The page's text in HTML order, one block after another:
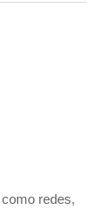
redes,